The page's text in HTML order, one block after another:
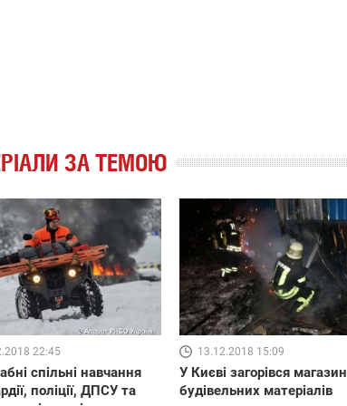
ЗА ТЕМОЮ
22:45
спільні навчання
поліції, ДПСУ та
13.12.2018 15:09
У Києві загорівся магазин
будівельних матеріалів